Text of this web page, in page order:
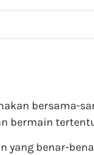
bersama-
bermain
yang benar-